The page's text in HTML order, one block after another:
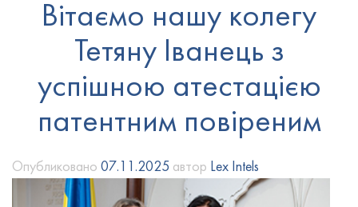
Вітаємо нашу колегу
Тетяну Іванець з
успішною атестацією
патентним повіреним
Опубликовано 07.11.2025 автор Lex Intels